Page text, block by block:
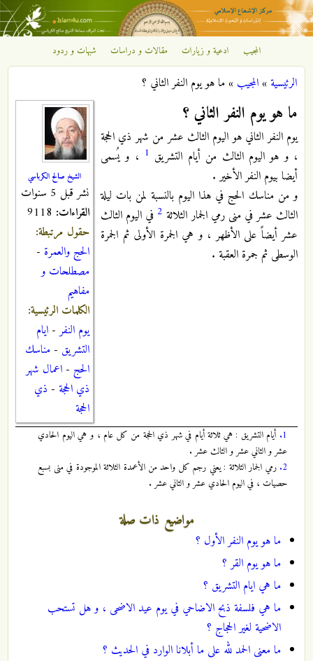
تجاوز إلى المحتوى الرئيسي
مركز
الإشعاع
الإسلامي
المجيب ادعية و زيارات مقالات و دراسات شبهات و ردود
أنت هنا
الرئيسية»المجيب »ما هو يوم النفر الثاني ؟
الشيخ صالح الكرباسي
نشر قبل 5 سنوات
القراءات:
حقول مرتبطة:
الحج والعمرة -
مصطلحات و
مفاهيم
الكلمات الرئيسية:
يوم النفر- ايام
التشريق - مناسك
الحج - اعمال شهر
ذي الحجة - ذي
الحجة
ما هو يوم النفر الثاني ؟
يوم النفر الثاني هو اليوم الثالث عشر من شهر ذي الحجة
، و هو اليوم الثالث من أيام التشريق 1 ، و يُسمى
أيضا بيوم النفر الأخير .
و من مناسك الحج في هذا اليوم بالنسبة لمن بات ليلة
الثالث عشر في منى رمي الجمار الثلاثة 2 في اليوم الثالث
عشر أيضاً على الأظهر ، و هي الجمرة الأولى ثم الجمرة
الوسطى ثم جمرة العقبة .
1. أيام التشريق : هي ثلاثة أيام في شهر ذي الحجة من كل عام ، و هي اليوم الحادي
عشر و الثاني عشر و الثالث عشر .
2. رمي الجمار الثلاثة : يعني رجم كل واحد من الأعمدة الثلاثة الموجودة في منى بسبع
حصيات ، في اليوم الحادي عشر و الثاني عشر .
مواضيع ذات صلة
ما هو يوم النفر الأول ؟
ما هو يوم القر ؟
ما هي ايام التشريق ؟
ما هي فلسفة ذبح الاضاحي في يوم عيد الاضحى ، و هل تستحب
الاضحية لغير الحجاج ؟
ما معنى الحمد لله على ما أبلانا الوارد في الحديث ؟